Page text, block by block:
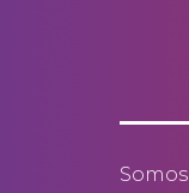
Somos